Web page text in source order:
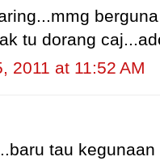
tu dorang
2011 at 11:52 AM
tau